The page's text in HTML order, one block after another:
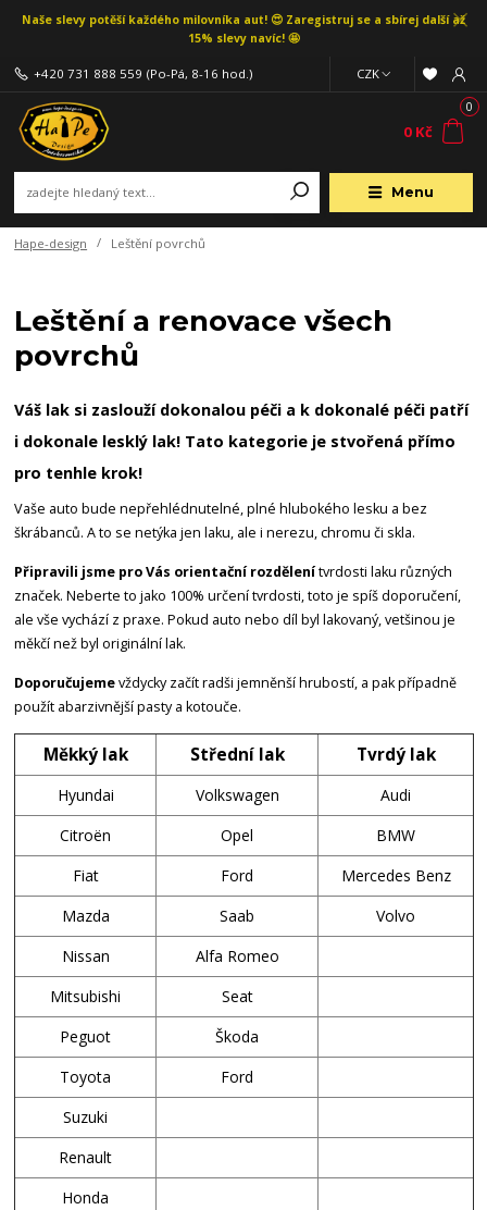
Naše slevy potěší každého milovníka aut! 😍 Zaregistruj se a sbírej další až
15% slevy navíc! 🤩
Menu
CZK
+420 731 888 559 (Po-Pá, 8-16 hod.)
0
0 Kč
Hape-design Leštění povrchů
Leštění a renovace všech
povrchů
Váš lak si zaslouží dokonalou péči a k dokonalé péči patří
i dokonale lesklý lak! Tato kategorie je stvořená přímo
pro tenhle krok!
Vaše auto bude nepřehlédnutelné, plné hlubokého lesku a bez
škrábanců. A to se netýka jen laku, ale i nerezu, chromu či skla.
Připravili jsme pro Vás orientační rozdělenítvrdosti laku různých
značek. Neberte to jako 100% určení tvrdosti, toto je spíš doporučení,
ale vše vychází z praxe. Pokud auto nebo díl byl lakovaný, vetšinou je
měkčí než byl originální lak.
Doporučujemevždycky začít radši jemněnší hrubostí, a pak případně
použít abarzivnější pasty a kotouče.
Měkký lak Střední lak Tvrdý lak
Hyundai Volkswagen
Audi
Citroën
Opel
BMW
Fiat
Ford
Mercedes Benz
Mazda
Saab
Volvo
Nissan
Alfa Romeo
Mitsubishi
Seat
Peguot
Škoda
Toyota
Ford
Suzuki
Renault
Honda